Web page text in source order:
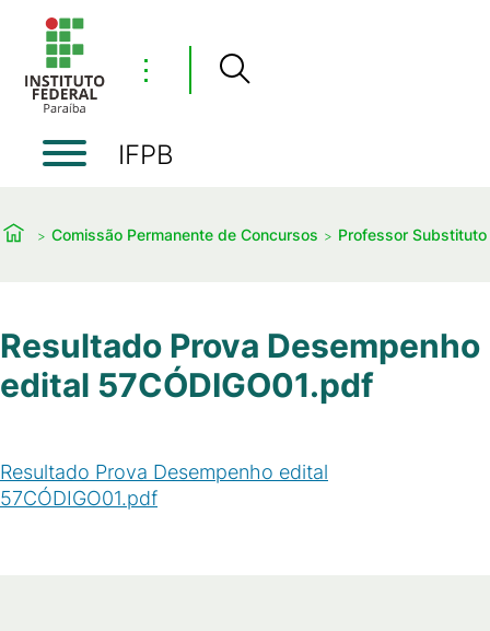
⋮
IFPB
Comissão Permanente de Concursos Professor Substituto
Resultado Prova Desempenho
edital 57CÓDIGO01.pdf
Resultado Prova Desempenho edital
57CÓDIGO01.pdf